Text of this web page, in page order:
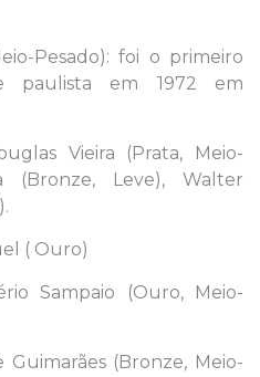
Pesado): foi o primeiro
paulista em 1972 em
Vieira (Prata, Meio-
(Bronze, Leve), Walter
( Ouro)
Sampaio (Ouro, Meio-
(Bronze, Meio-